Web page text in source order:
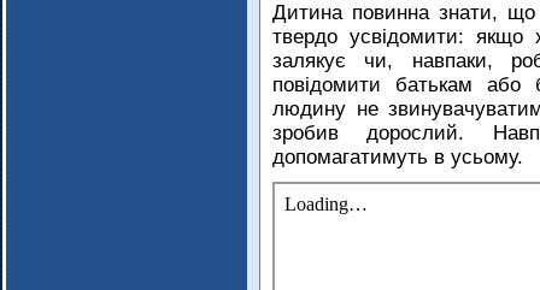
Дитина повинна знати, що
твердо усвідомити: якщо
залякує чи, навпаки,
повідомити батькам або
людину не
зробив дорослий.
допомагатимуть в усьому.